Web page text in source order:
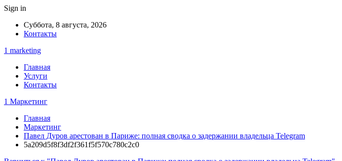
Sign in
Суббота, 8 августа, 2026
Контакты
1 marketing
Главная
Услуги
Контакты
1 Маркетинг
Главная
Маркетинг
Павел Дуров арестован в Париже: полная сводка о задержании владельца Telegram
5a209d5f8f3df2f361f5f570c780c2c0